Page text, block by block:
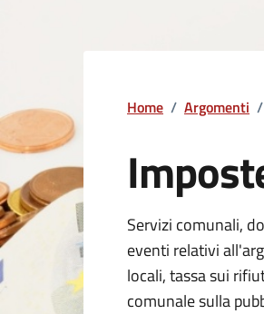
Home / Argomenti /
Servizi comunali,
eventi relativi
locali, tassa sui
comunale sulla